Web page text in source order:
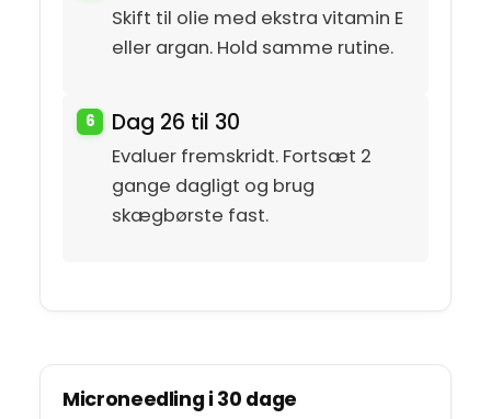
Skift til olie med ekstra vitamin E
eller argan. Hold samme rutine.
Dag 26 til 30
Evaluer fremskridt. Fortsæt 2
gange dagligt og brug
skægbørste fast.
Microneedling i 30 dage